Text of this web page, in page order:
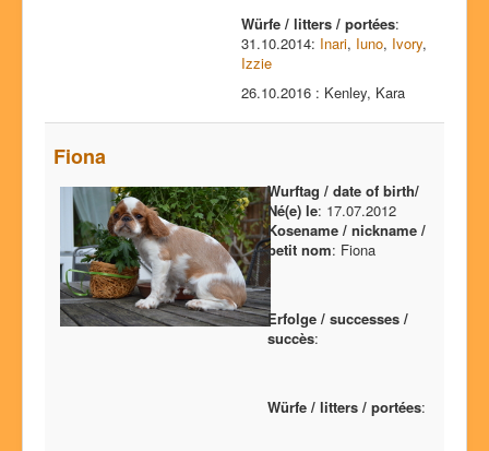
Würfe / litters / portées:
31.10.2014: Inari, Iuno, Ivory,
Izzie
26.10.2016 : Kenley, Kara
Fiona
Wurftag / date of birth/
Né(e) le: 17.07.2012
Kosename / nickname /
petit nom: Fiona
Erfolge / successes /
succès:
Würfe / litters / portées: